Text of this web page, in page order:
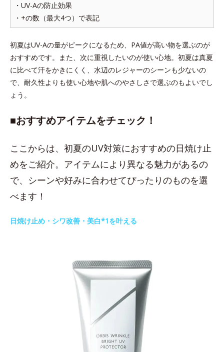
・UV-Aの防止効果
・+の数（最大4つ）で表記
初夏はUV-Aの量がピークになるため、PA値が高い物を選ぶのが
おすすめです。また、次に重視したいのが使い心地。初夏は真夏
に比べて汗をかきにくく、水辺のレジャーのシーンも少ないの
で、耐久性よりも使い心地や肌へのやさしさで選ぶのもよいでし
ょう。
■おすすめアイテムをチェック！
ここからは、初夏のUV対策におすすめの日焼け止
めをご紹介。アイテムにより異なる魅力があるの
で、シーンや好みに合わせてぴったりのものを選
べます！
日焼け止め・シワ改善・美白*1を叶える